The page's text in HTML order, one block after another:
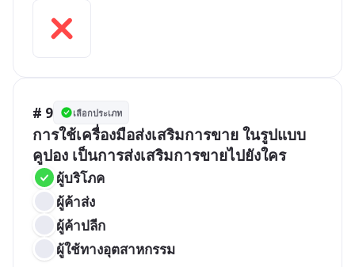
# 9 เลือกประเภท
การใช้เครื่องมือส่งเสริมการขาย ในรูปแบบ
คูปอง เป็นการส่งเสริมการขายไปยังใคร
ผู้บริโภค
ผู้ค้าส่ง
ผู้ค้าปลีก
ผู้ใช้ทางอุตสาหกรรม